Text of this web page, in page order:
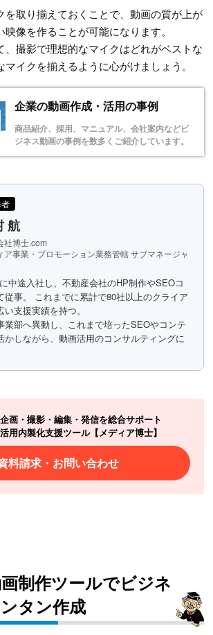
を取り揃えておくことで、動画の質が上が
像を作ることが可能になります。
、撮影で理想的なマイクはどれがベストな
イクを揃えるように心がけましょう。
企業の動画作成・活用の事例
商品紹介、採用、マニュアル、会社案内などビ
ジネス動画の事例を数多くご紹介しています。
航
社博士.com
ア事業・プロモーション業務管轄 サブマネージャ
中途入社し、不動産会社のHP制作やSEOコ
従事。 これまでに累計で80社以上のクライア
支援実績を持つ。
業部へ異動し、これまで培ったSEOやコンテ
かしながら、動画活用のコンサルティングに
画・撮影・編集・発信を総合サポート
用内製化支援ツール【メディア博士】
料請求・お問い合わせ
制作ツールでビジネ
タン作成